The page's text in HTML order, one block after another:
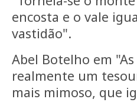
encosta e o vale
vastidão".
Abel Botelho em
realmente um
mais mimoso, que